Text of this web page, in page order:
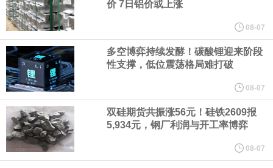
纽约期银突破64美元/盎司，日内涨3.91%。
据报道，威刚近日在法说会上表示，在需求增加、价格走高及货源
稳定的三大有利因素带动下，预期第3季度营运将优于第2季度，并
进一步扩大全年营运成果。
美国国会预算办公室（CBO）于当地时间5日发布报告称，美国海军
价 7日铝价或上涨
08-07
多空博弈持续发酵！碳酸锂迎来阶段
性支撑，低位震荡格局难打破
08-07
双硅期货共振涨56元！硅铁2609报
5,934元，钢厂利润与开工率博弈
08-07